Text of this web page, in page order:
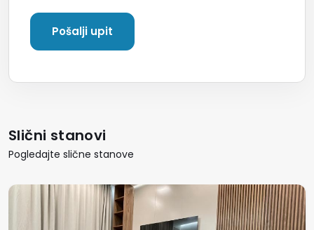
Slični stanovi
Pogledajte slične stanove